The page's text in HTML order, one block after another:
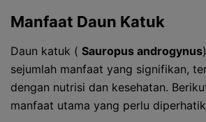
Manfaat Daun Katuk
Daun katuk ( Sauropus androgynus
sejumlah manfaat yang signifikan,
dengan nutrisi dan kesehatan.
manfaat utama yang perlu